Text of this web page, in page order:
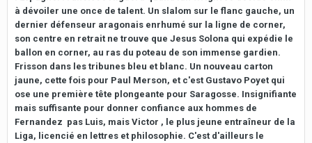
à dévoiler une once de talent. Un slalom sur le flanc gauche, un
dernier défenseur aragonais enrhumé sur la ligne de corner,
son centre en retrait ne trouve que Jesus Solona qui expédie le
ballon en corner, au ras du poteau de son immense gardien.
Frisson dans les tribunes bleu et blanc. Un nouveau carton
jaune, cette fois pour Paul Merson, et c'est Gustavo Poyet qui
ose une première tête plongeante pour Saragosse. Insignifiante
mais suffisante pour donner confiance aux hommes de
Fernandez ­ pas Luis, mais Victor ­, le plus jeune entraîneur de la
Liga, licencié en lettres et philosophie. C'est d'ailleurs le